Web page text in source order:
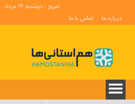
امروز : دوشنبه, ۱۹ مرداد , ۱۴۰۵
درباره ما
تماس با ما